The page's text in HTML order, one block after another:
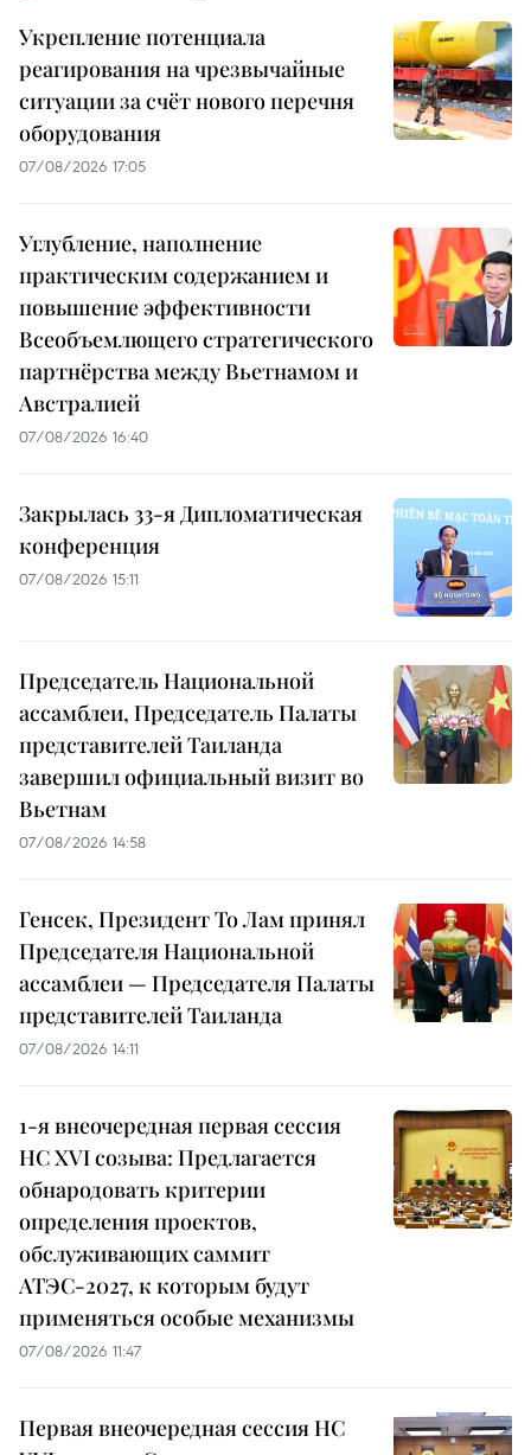
Укрепление потенциала
реагирования на чрезвычайные
ситуации за счёт нового перечня
оборудования
07/08/2026 17:05
Углубление, наполнение
практическим содержанием и
повышение эффективности
Всеобъемлющего стратегического
партнёрства между Вьетнамом и
Австралией
07/08/2026 16:40
Закрылась 33-я Дипломатическая
конференция
07/08/2026 15:11
Председатель Национальной
ассамблеи, Председатель Палаты
представителей Таиланда
завершил официальный визит во
Вьетнам
07/08/2026 14:58
Генсек, Президент То Лам принял
Председателя Национальной
ассамблеи — Председателя Палаты
представителей Таиланда
07/08/2026 14:11
1-я внеочередная первая сессия
НС XVI созыва: Предлагается
обнародовать критерии
определения проектов,
обслуживающих саммит
АТЭС-2027, к которым будут
применяться особые механизмы
07/08/2026 11:47
Первая внеочередная сессия НС